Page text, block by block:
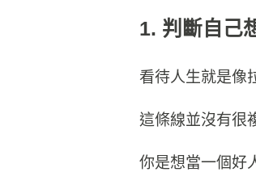
1. 判斷自己
看待人生就是像
這條線並沒有很
你是想當一個好